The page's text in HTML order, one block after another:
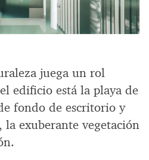
juega un rol
edificio está la playa de
fondo de escritorio y
exuberante vegetación